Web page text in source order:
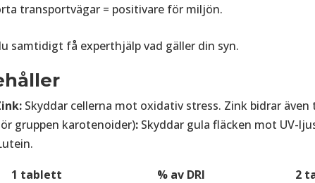
transportvägar = positivare för miljön.
samtidigt få experthjälp vad gäller din syn.
Skyddar cellerna mot oxidativ stress. Zink bidrar
gruppen karotenoider): Skyddar gula fläcken mot UV-
1 tablett % av DRI 2